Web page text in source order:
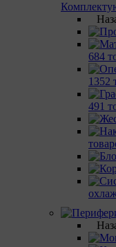
684
1352
491